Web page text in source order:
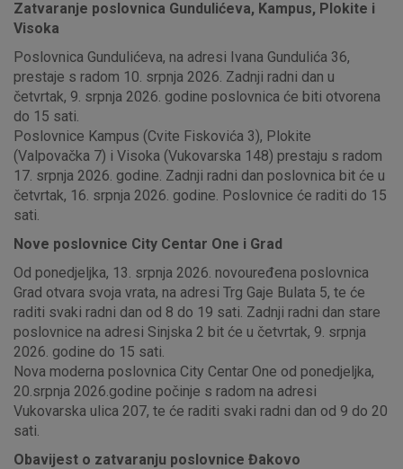
Zatvaranje poslovnica Gundulićeva, Kampus, Plokite i
Visoka
Poslovnica Gundulićeva, na adresi Ivana Gundulića 36,
prestaje s radom 10. srpnja 2026. Zadnji radni dan u
četvrtak, 9. srpnja 2026. godine poslovnica će biti otvorena
do 15 sati.
Poslovnice Kampus (Cvite Fiskovića 3), Plokite
(Valpovačka 7) i Visoka (Vukovarska 148) prestaju s radom
17. srpnja 2026. godine. Zadnji radni dan poslovnica bit će u
četvrtak, 16. srpnja 2026. godine. Poslovnice će raditi do 15
sati.
Nove poslovnice City Centar One i Grad
Od ponedjeljka, 13. srpnja 2026. novouređena poslovnica
Grad otvara svoja vrata, na adresi Trg Gaje Bulata 5, te će
raditi svaki radni dan od 8 do 19 sati. Zadnji radni dan stare
poslovnice na adresi Sinjska 2 bit će u četvrtak, 9. srpnja
2026. godine do 15 sati.
Nova moderna poslovnica City Centar One od ponedjeljka,
20.srpnja 2026.godine počinje s radom na adresi
Vukovarska ulica 207, te će raditi svaki radni dan od 9 do 20
sati.
Obavijest o zatvaranju poslovnice Đakovo